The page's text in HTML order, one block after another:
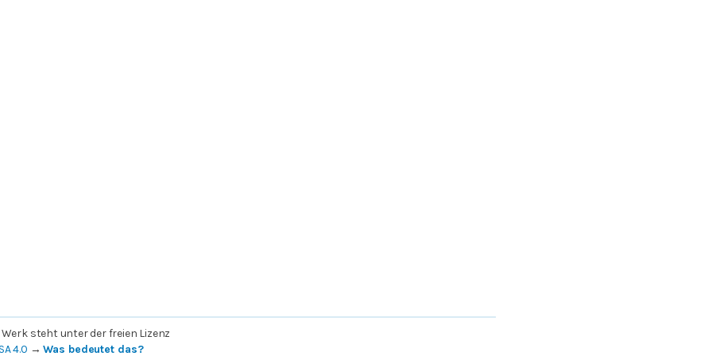
Werk steht unter der freien Lizenz
4.0 →Was bedeutet das?